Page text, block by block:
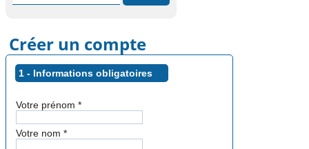
Créer un compte
1 - Informations obligatoires
Votre prénom *
Votre nom *